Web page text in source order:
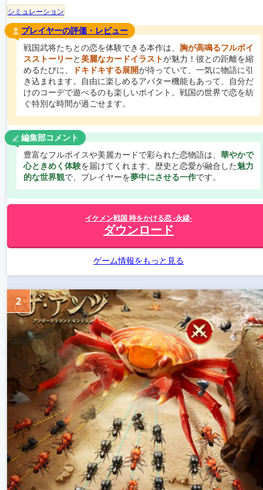
シミュレーション
プレイヤーの評価・レビュー
戦国武将たちとの恋を体験できる本作は、 胸が高鳴るフルボイ
スストーリーと美麗なカードイラストが魅力！彼との距離を縮
めるたびに、
ドキドキする展開が待っていて、一気に物語に引
き込まれます。自由に楽しめるアバター機能もあって、自分だ
けのコーデで遊べるのも楽しいポイント。戦国の世界で恋を紡
ぐ特別な時間が過ごせます。
編集部コメント
豊富なフルボイスや美麗カードで彩られた恋物語は、 華やかで
心ときめく体験を届けてくれます。歴史と恋愛が融合した魅力
的な世界観で、プレイヤーを夢中にさせる一作です。
イケメン戦国 時をかける恋 -永縁-
ダウンロード
ゲーム情報をもっと見る
2